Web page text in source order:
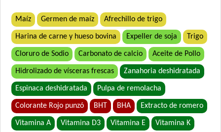
Biomax Perro Adulto
Biomax Perro Adulto de Raza Pequeña
Black Bones Perro Adulto
Bonelo Perro Adulto de Raza Pequeña
Bonelo Perro Adulto de Razas Medianas y Grandes
Bonzo Perro Adulto de Todos los Tamaños
Boorton Perro Adulto
Brio Perro Adulto
Maíz Germen de maíz Afrechillo de trigo
Harina de carne y hueso bovina Expeller de soja Trigo
Cloruro de Sodio Carbonato de calcio Aceite de Pollo
Hidrolizado de vísceras frescas Zanahoria deshidratada
Espinaca deshidratada Pulpa de remolacha
Colorante Rojo punzó BHT BHA Extracto de romero
Vitamina A Vitamina D3 Vitamina E Vitamina K